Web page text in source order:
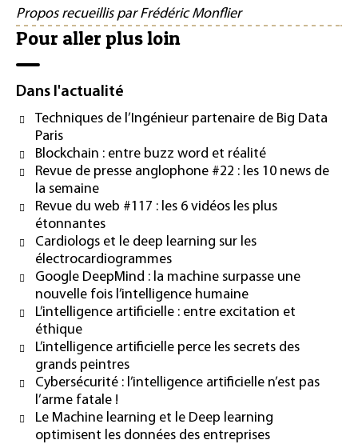
Propos recueillis par Frédéric Monflier
Pour aller plus loin
Dans l'actualité
Techniques de l’Ingénieur partenaire de Big Data
Paris
Blockchain : entre buzz word et réalité
Revue de presse anglophone #22 : les 10 news de
la semaine
Revue du web #117 : les 6 vidéos les plus
étonnantes
Cardiologs et le deep learning sur les
électrocardiogrammes
Google DeepMind : la machine surpasse une
nouvelle fois l’intelligence humaine
L’intelligence artificielle : entre excitation et
éthique
L’intelligence artificielle perce les secrets des
grands peintres
Cybersécurité : l’intelligence artificielle n’est pas
l’arme fatale !
Le Machine learning et le Deep learning
optimisent les données des entreprises